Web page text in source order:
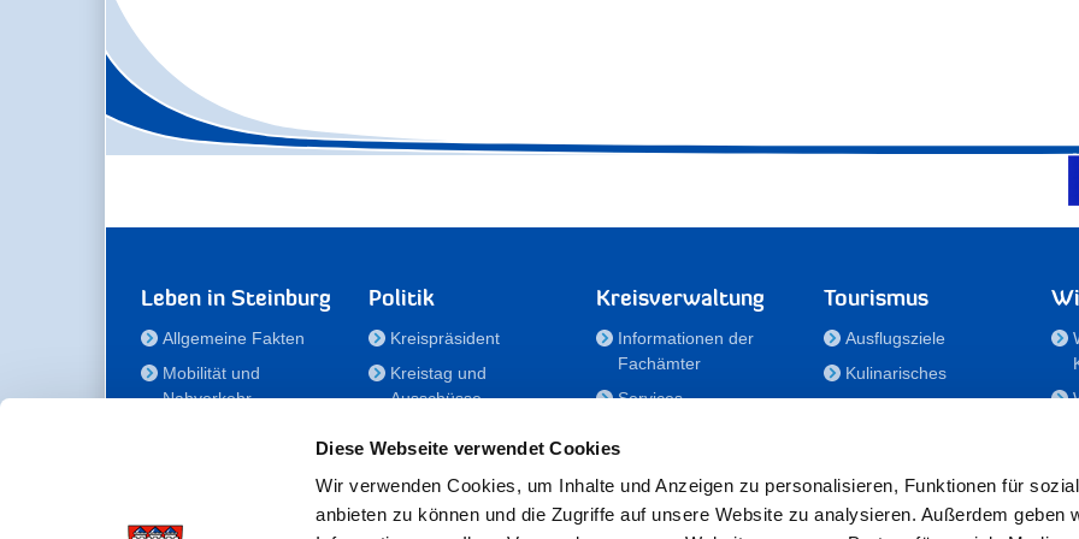
Diese Webseite verwendet Cookies
Wir verwenden Cookies, um Inhalte und Anzeigen zu personalisieren, Funktionen für
anbieten zu können und die Zugriffe auf unsere Website zu analysieren. Außerdem geben
Leben in Steinburg
Allgemeine Fakten
Mobilität und
Nahverkehr
Politik
Kreispräsident
Kreistag und
Ausschüsse
für Menschen mit
Behinderung
Der
Kreisverwaltung
Informationen der
Fachämter
Services
Nachwuchskräfte
Notdienste
Bekanntmachungen
Tourismus
Ausflugsziele
Kulinarisches
Veranstaltungen